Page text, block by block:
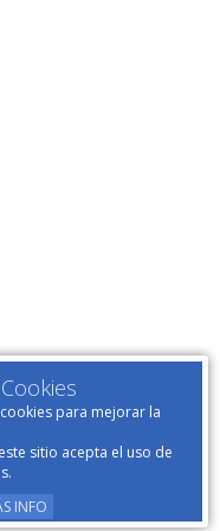
para mejorar la
sitio acepta el uso de
INFO